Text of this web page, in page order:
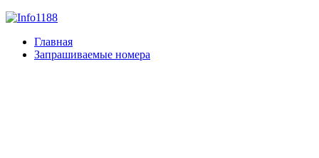
Главная
Запрашиваемые номера